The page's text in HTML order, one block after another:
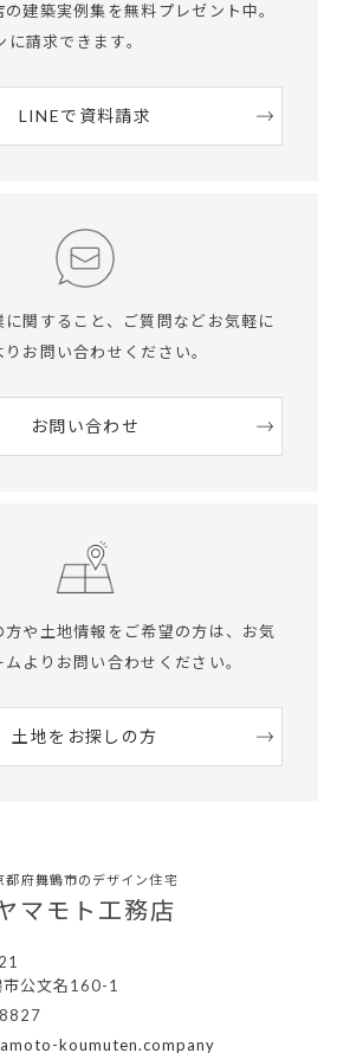
建築実例集を無料プレゼント中。
請求できます。
LINEで資料請求
関すること、ご質問など お気軽に
お問い合わせください。
お問い合わせ
や土地情報をご希望の方は、 お気
よりお問い合わせください。
土地をお探しの方
都府舞鶴市のデザイン住宅
マモト工務店
市公文名160-1
koumuten.company